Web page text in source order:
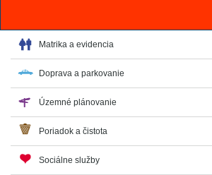
Matrika a evidencia
Doprava a parkovanie
Územné plánovanie
Poriadok a čistota
Sociálne služby